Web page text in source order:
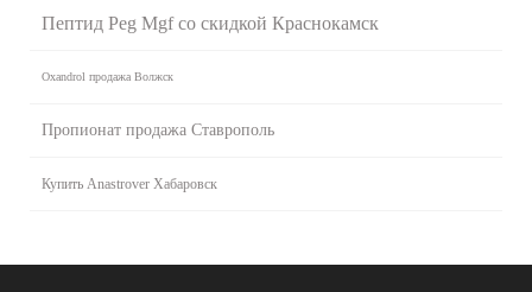
Пептид Peg Mgf со скидкой Краснокамск
Oxandrol продажа Волжск
Пропионат продажа Ставрополь
Купить Anastrover Хабаровск